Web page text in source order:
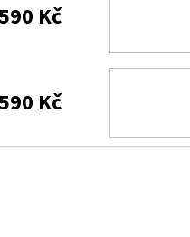
Kč
Kč